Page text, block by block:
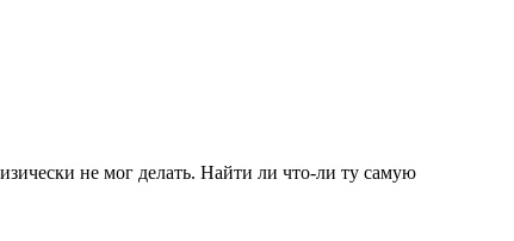
не мог делать. Найти ли что-ли ту самую